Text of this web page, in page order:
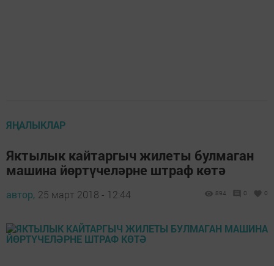
ЯҢАЛЫКЛАР
Яктылык кайтаргыч жилеты булмаган
машина йөртүчеләрне штраф көтә
автор, 25 март 2018 - 12:44 894 0 0